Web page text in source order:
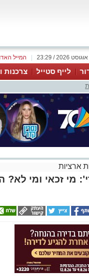
המייל
לייף סטייל צרכנות
ארציות
מי זכאי ומי לא?